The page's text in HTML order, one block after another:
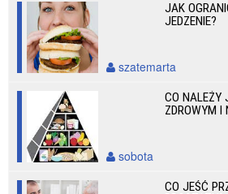
JAK
JEDZENIE?
szatemarta
CO NALEŻY
ZDROWYM I
sobota
CO JEŚĆ